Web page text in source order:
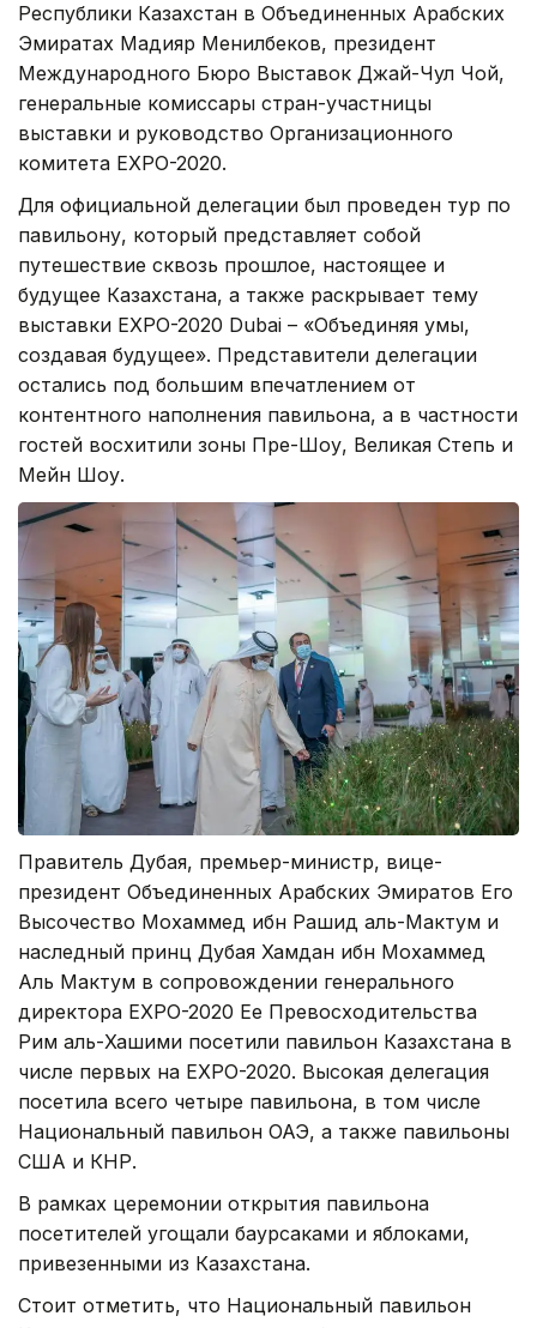
Республики Казахстан в Объединенных Арабских
Эмиратах Мадияр Менилбеков, президент
Международного Бюро Выставок Джай-Чул Чой,
генеральные комиссары стран-участницы
выставки и руководство Организационного
комитета EXPO-2020.
Для официальной делегации был проведен тур по
павильону, который представляет собой
путешествие сквозь прошлое, настоящее и
будущее Казахстана, а также раскрывает тему
выставки EXPO-2020 Dubai – «Объединяя умы,
создавая будущее». Представители делегации
остались под большим впечатлением от
контентного наполнения павильона, а в частности
гостей восхитили зоны Пре-Шоу, Великая Степь и
Мейн Шоу.
Правитель Дубая, премьер-министр, вице-
президент Объединенных Арабских Эмиратов Его
Высочество Мохаммед ибн Рашид аль-Мактум и
наследный принц Дубая Хамдан ибн Мохаммед
Аль Мактум в сопровождении генерального
директора EXPO-2020 Ее Превосходительства
Рим аль-Хашими посетили павильон Казахстана в
числе первых на EXPO-2020. Высокая делегация
посетила всего четыре павильона, в том числе
Национальный павильон ОАЭ, а также павильоны
США и КНР.
В рамках церемонии открытия павильона
посетителей угощали баурсаками и яблоками,
привезенными из Казахстана.
Стоит отметить, что Национальный павильон